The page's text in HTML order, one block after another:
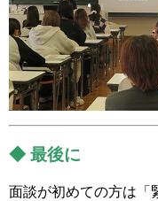
◆ 最後に
面談が初めての方は「